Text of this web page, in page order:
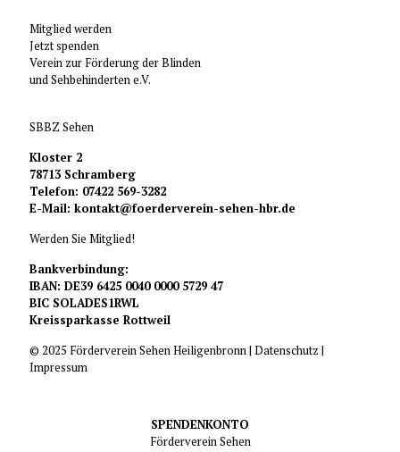
Mitglied werden
Jetzt spenden
Verein zur Förderung der Blinden
und Sehbehinderten e.V.
SBBZ Sehen
Kloster 2
78713 Schramberg
Telefon: 07422 569-3282
E-Mail: kontakt@foerderverein-sehen-hbr.de
Werden Sie Mitglied!
Bankverbindung:
IBAN: DE39 6425 0040 0000 5729 47
BIC SOLADES1RWL
Kreissparkasse Rottweil
© 2025 Förderverein Sehen Heiligenbronn | Datenschutz |
Impressum
SPENDENKONTO
Förderverein Sehen